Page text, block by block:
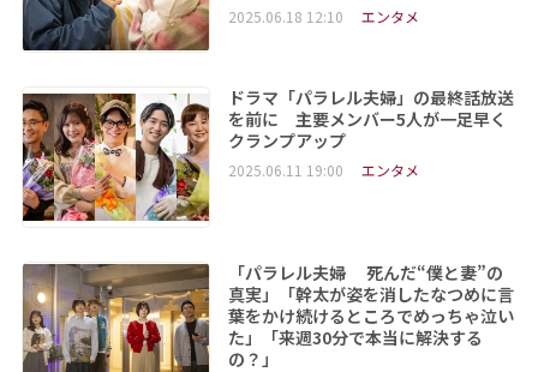
2025.06.18 12:10 エンタメ
ドラマ「パラレル夫婦」の最終話放送
を前に 主要メンバー5人が一足早く
クランプアップ
2025.06.11 19:00 エンタメ
「パラレル夫婦 死んだ“僕と妻”の
真実」「幹太が姿を消したなつめに言
葉をかけ続けるところでめっちゃ泣い
た」「来週30分で本当に解決する
の？」